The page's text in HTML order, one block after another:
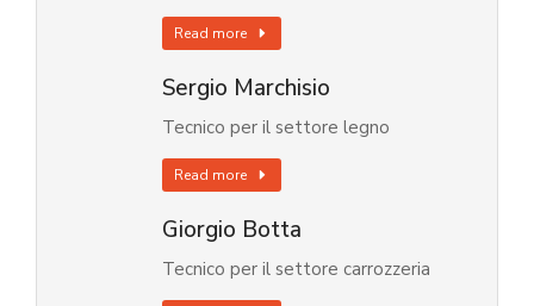
Read more
Sergio Marchisio
Tecnico per il settore legno
Read more
Giorgio Botta
Tecnico per il settore carrozzeria